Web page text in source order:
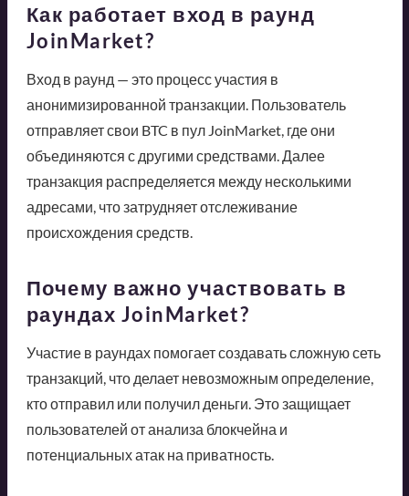
Как работает вход в раунд
JoinMarket?
Вход в раунд — это процесс участия в
анонимизированной транзакции. Пользователь
отправляет свои BTC в пул JoinMarket, где они
объединяются с другими средствами. Далее
транзакция распределяется между несколькими
адресами, что затрудняет отслеживание
происхождения средств.
Почему важно участвовать в
раундах JoinMarket?
Участие в раундах помогает создавать сложную сеть
транзакций, что делает невозможным определение,
кто отправил или получил деньги. Это защищает
пользователей от анализа блокчейна и
потенциальных атак на приватность.